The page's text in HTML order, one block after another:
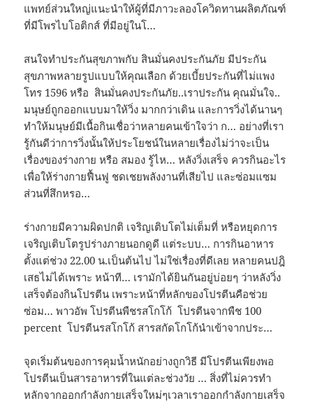
แพทย์ส่วนใหญ่แนะนำให้ผู้ที่มีภาวะลองโควิดทานผลิตภัณฑ์
ที่มีโพรไบโอติกส์ ที่มีอยู่ในโ…
สนใจทำประกันสุขภาพกับ สินมั่นคงประกันภัย มีประกัน
สุขภาพหลายรูปแบบให้คุณเลือก ด้วยเบี้ยประกันที่ไม่แพง
โทร 1596 หรือ สินมั่นคงประกันภัย..เราประกัน คุณมั่นใจ..
มนุษย์ถูกออกแบบมาให้วิ่ง มากกว่าเดิน และการวิ่งได้นานๆ
ทำให้มนุษย์มีเนื้อกินเชื่อว่าหลายคนเข้าใจว่า ก… อย่างที่เรา
รู้กันดีว่าการวิ่งนั้นให้ประโยชน์ในหลายเรื่องไม่ว่าจะเป็น
เรื่องของร่างกาย หรือ สมอง รู้ไห… หลังวิ่งเสร็จ ควรกินอะไร
เพื่อให้ร่างกายฟื้นฟู ชดเชยพลังงานที่เสียไป และซ่อมแซม
ส่วนที่สึกหรอ…
ร่างกายมีความผิดปกติ เจริญเติบโตไม่เต็มที่ หรือหยุดการ
เจริญเติบโตรูปร่างภายนอกดูดี แต่ระบบ… การกินอาหาร
ตั้งแต่ช่วง 22.00 น.เป็นต้นไป ไม่ใช่เรื่องที่ดีเลย หลายคนปฎิ
เสธไม่ได้เพราะ หน้าที… เรามักได้ยินกันอยู่บ่อยๆ ว่าหลังวิ่ง
เสร็จต้องกินโปรตีน เพราะหน้าที่หลักของโปรตีนคือช่วย
ซ่อม… พาวอัพ โปรตีนพืชรสโกโก้ โปรตีนจากพืช 100
percent โปรตีนรสโกโก้ สารสกัดโกโก้นำเข้าจากประ…
จุดเริ่มต้นของการคุมน้ำหนักอย่างถูกวิธี มีโปรตีนเพียงพอ
โปรตีนเป็นสารอาหารที่ในแต่ละช่วงวัย … สิ่งที่ไม่ควรทำ
หลักจากออกกำลังกายเสร็จใหม่ๆเวลาเราออกกำลังกายเสร็จ